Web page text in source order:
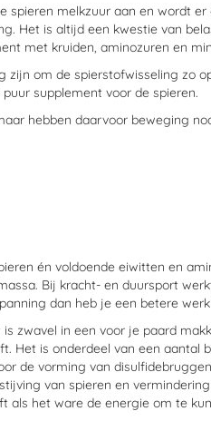
spieren melkzuur aan en wordt
Het is altijd een kwestie van
met kruiden, aminozuren en
zijn om de spierstofwisseling zo
supplement voor de spieren.
hebben daarvoor beweging
én voldoende eiwitten en
Bij kracht- en duursport
dan heb je een betere
is zwavel in een voor je paard
Het is onderdeel van een
de vorming van
van spieren en
als het ware de energie om te